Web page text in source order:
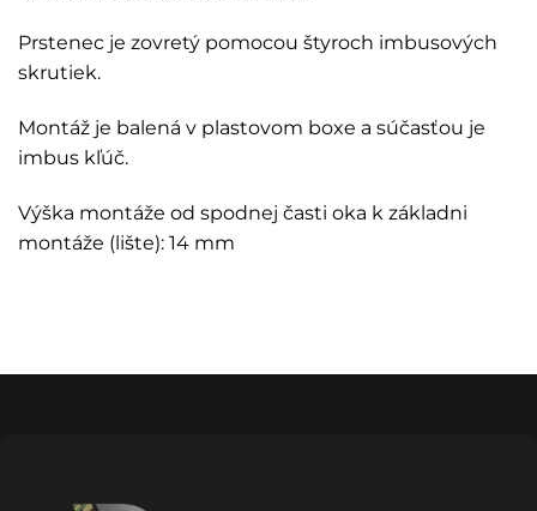
Prstenec je zovretý pomocou štyroch imbusových
skrutiek.
Montáž je balená v plastovom boxe a súčasťou je
imbus kľúč.
Výška montáže od spodnej časti oka k základni
montáže (lište): 14 mm